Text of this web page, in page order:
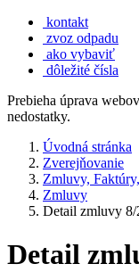
kontakt
zvoz odpadu
ako vybaviť
dôležité čísla
Prebieha úprava
nedostatky.
Úvodná stránka
Zverejňovanie
Zmluvy,
Zmluvy
Detail zmluvy
Detail